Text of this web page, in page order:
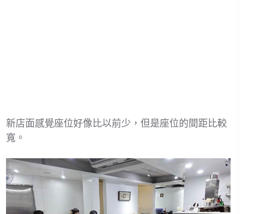
新店面感覺座位好像比以前少，但是座位的間距比較
寬。